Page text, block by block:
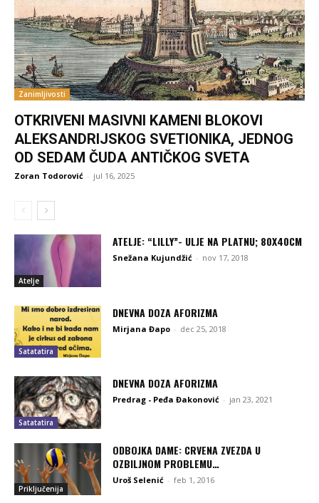
Zanimljivosti
OTKRIVENI MASIVNI KAMENI BLOKOVI
ALEKSANDRIJSKOG SVETIONIKA, JEDNOG
OD SEDAM ČUDA ANTIČKOG SVETA
Zoran Todorović - jul 16, 2025
Atelje
ATELJE: “LILLY”- ULJE NA PLATNU; 80X40CM
Snežana Kujundžić - nov 17, 2018
Satatatira
DNEVNA DOZA AFORIZMA
Mirjana Đapo - dec 25, 2018
Satatatira
DNEVNA DOZA AFORIZMA
Predrag - Peđa Đakonović - jan 23, 2021
Priključenija
ODBOJKA DAME: CRVENA ZVEZDA U
OZBILJNOM PROBLEMU…
Uroš Selenić - feb 1, 2016